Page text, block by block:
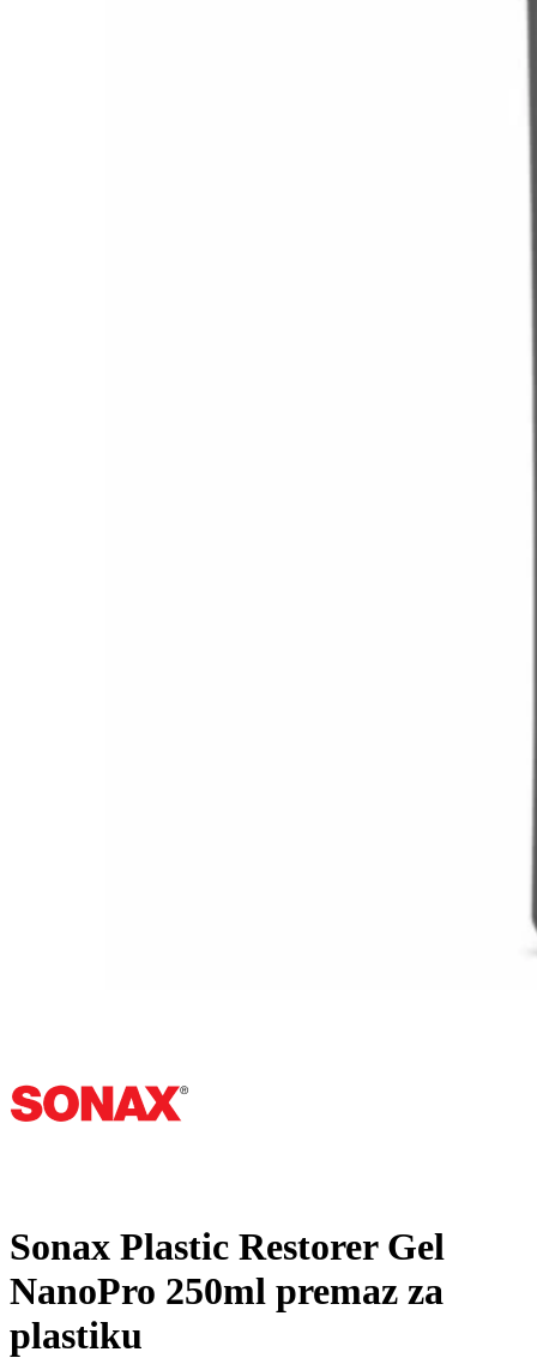
Sonax Plastic Restorer Gel
NanoPro 250ml premaz za
plastiku